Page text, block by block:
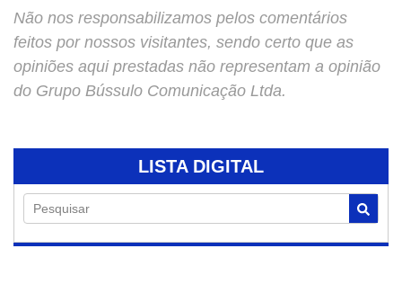
Não nos responsabilizamos pelos comentários
feitos por nossos visitantes, sendo certo que as
opiniões aqui prestadas não representam a opinião
do Grupo Bússulo Comunicação Ltda.
LISTA DIGITAL
Pesquisar